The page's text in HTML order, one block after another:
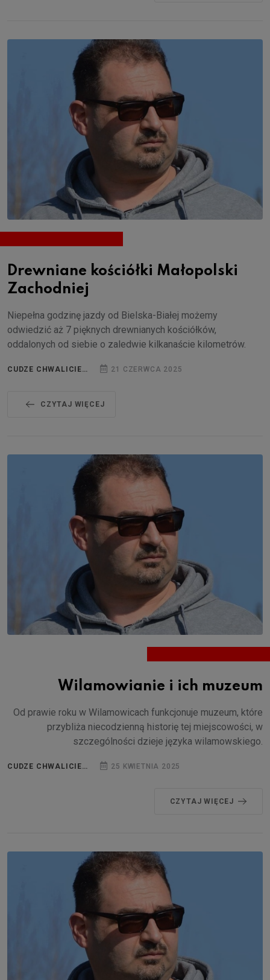
Drewniane kościółki Małopolski
Zachodniej
Niepełna godzinę jazdy od Bielska-Białej możemy
odwiedzić aż 7 pięknych drewnianych kościółków,
oddalonych od siebie o zaledwie kilkanaście kilometrów.
CUDZE CHWALICIE… 21 CZERWCA 2025
CZYTAJ WIĘCEJ
Wilamowianie i ich muzeum
Od prawie roku w Wilamowicach funkcjonuje muzeum, które
przybliża niecodzienną historię tej miejscowości, w
szczególności dzieje języka wilamowskiego.
CUDZE CHWALICIE… 25 KWIETNIA 2025
CZYTAJ WIĘCEJ